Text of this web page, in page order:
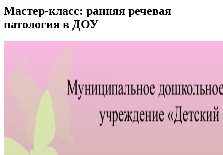
Мастер-класс: ранняя речевая
патология в ДОУ